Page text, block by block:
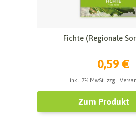
Fichte (Regionale
0,59 €
inkl. 7% MwSt. zzgl.
Zum Produkt